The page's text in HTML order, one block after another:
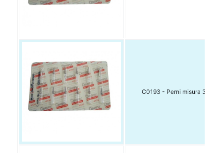
C0193 - Perni misura 3 ric.